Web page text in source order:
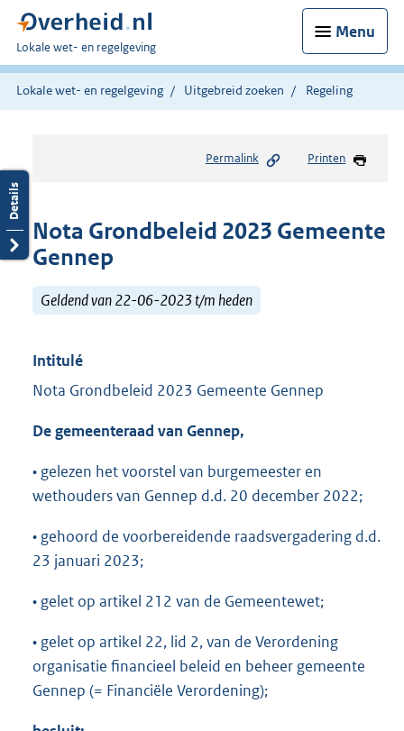
Menu
U
bent
hier:
Lokale wet- en regelgeving
Lokale wet- en regelgeving Uitgebreid zoeken Regeling
Permalink Printen
Nota Grondbeleid 2023 Gemeente
Gennep
Geldend van 22-06-2023 t/m heden
Intitulé
Nota Grondbeleid 2023 Gemeente Gennep
De gemeenteraad van Gennep,
• gelezen het voorstel van burgemeester en
wethouders van Gennep d.d. 20 december 2022;
• gehoord de voorbereidende raadsvergadering d.d.
23 januari 2023;
• gelet op artikel 212 van de Gemeentewet;
• gelet op artikel 22, lid 2, van de Verordening
organisatie financieel beleid en beheer gemeente
Gennep (= Financiële Verordening);